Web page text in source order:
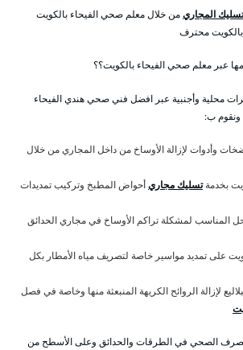
تسليك المجاريمن خلال معلم صحي الفيحاء بالكويت
محترف
عبر معلم صحي الفيحاء بالكويت؟؟
محلية وأجنبية عبر افضل فني صحي هندي الفيحاء
ونقوم ب:
وأدوات لإزالة الأوساخ من داخل المجاري من خلال
بخدمةتسليك مجاريأحواض المطبخ وتركيب تمديدات
المناسب لمشكلة تراكم الأوساخ في مجاري الحدائق
على تمديد مواسير خاصة لتصريف مياه الأمطار بكل
لإزالة الروائح الكريهة المنبعثة منها وخاصة في فصل
الصحي في الطرقات والحدائق وعلى الأسطح من